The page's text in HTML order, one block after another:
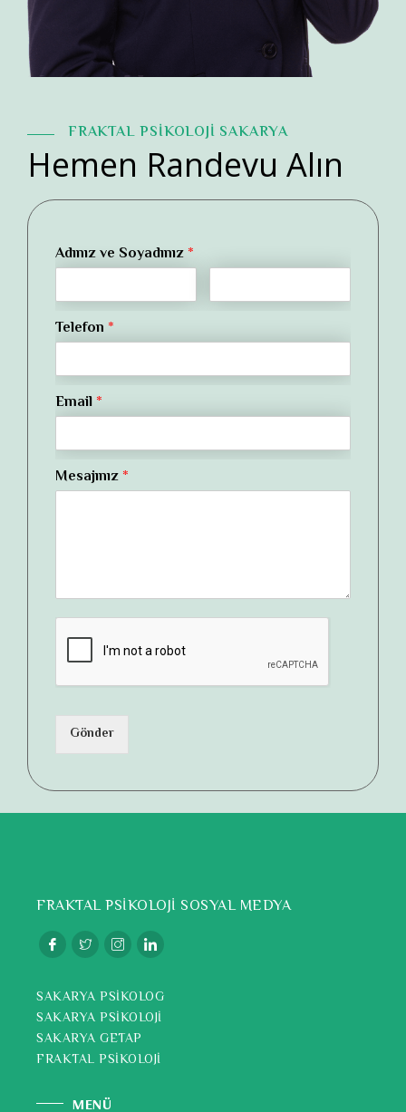
FRAKTAL PSİKOLOJİ SAKARYA
Hemen Randevu Alın
Adınız ve Soyadınız *
Telefon *
Email *
Mesajınız *
Gönder
FRAKTAL PSİKOLOJİ SOSYAL MEDYA
SAKARYA PSİKOLOG
SAKARYA PSİKOLOJİ
SAKARYA GETAP
FRAKTAL PSİKOLOJİ
MENÜ